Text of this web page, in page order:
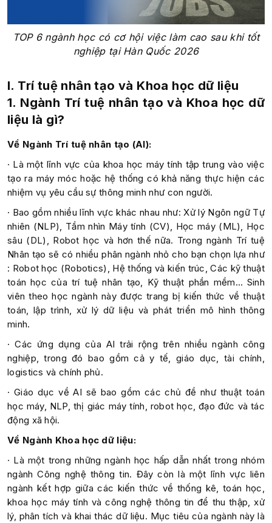
TOP 6 ngành học có cơ hội việc làm cao sau khi tốt
nghiệp tại Hàn Quốc 2026
I. Trí tuệ nhân tạo và Khoa học dữ liệu
1. Ngành Trí tuệ nhân tạo và Khoa học dữ
liệu là gì?
Về Ngành Trí tuệ nhân tạo (AI):
· Là một lĩnh vực của khoa học máy tính tập trung vào việc
tạo ra máy móc hoặc hệ thống có khả năng thực hiện các
nhiệm vụ yêu cầu sự thông minh như con người.
· Bao gồm nhiều lĩnh vực khác nhau như: Xử lý Ngôn ngữ Tự
nhiên (NLP), Tầm nhìn Máy tính (CV), Học máy (ML), Học
sâu (DL), Robot học và hơn thế nữa. Trong ngành Trí tuệ
Nhân tạo sẽ có nhiều phân ngành nhỏ cho bạn chọn lựa như
: Robot học (Robotics), Hệ thống và kiến trúc, Các kỹ thuật
toán học của trí tuệ nhân tạo, Kỹ thuật phần mềm… Sinh
viên theo học ngành này được trang bị kiến thức về thuật
toán, lập trình, xử lý dữ liệu và phát triển mô hình thông
minh.
· Các ứng dụng của AI trải rộng trên nhiều ngành công
nghiệp, trong đó bao gồm cả y tế, giáo dục, tài chính,
logistics và chính phủ.
· Giáo dục về AI sẽ bao gồm các chủ đề như thuật toán
học máy, NLP, thị giác máy tính, robot học, đạo đức và tác
động xã hội.
Về Ngành Khoa học dữ liệu:
· Là một trong những ngành học hấp dẫn nhất trong nhóm
ngành Công nghệ thông tin. Đây còn là một lĩnh vực liên
ngành kết hợp giữa các kiến thức về thống kê, toán học,
khoa học máy tính và công nghệ thông tin để thu thập, xử
lý, phân tích và khai thác dữ liệu. Mục tiêu của ngành này là